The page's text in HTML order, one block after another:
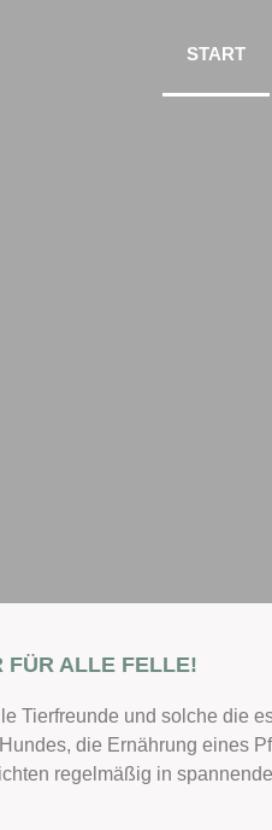
START
FÜR ALLE FELLE!
Tierfreunde und solche die
die Ernährung eines
regelmäßig in